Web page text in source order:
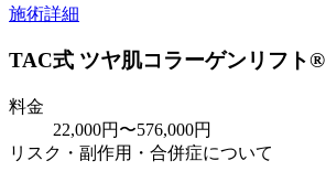
施術詳細
TAC式 ツヤ肌コラーゲンリフト®
料金
22,000円〜576,000円
リスク・副作用・合併症について